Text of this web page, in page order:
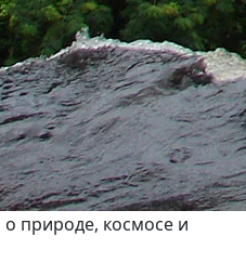
природе, космосе и